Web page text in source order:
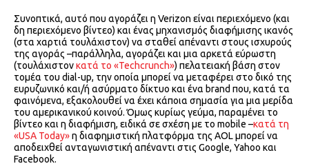
Συνοπτικά, αυτό που αγοράζει η Verizon είναι περιεχόμενο (και
δη περιεχόμενο βίντεο) και ένας μηχανισμός διαφήμισης ικανός
(στα χαρτιά τουλάχιστον) να σταθεί απέναντι στους ισχυρούς
της αγοράς –παράλληλα, αγοράζει και μια αρκετά εύρωστη
(τουλάχιστονκατά το «Techcrunch») πελατειακή βάση στον
τομέα του dial-up, την οποία μπορεί να μεταφέρει στο δικό της
ευρυζωνικό και/ή ασύρματο δίκτυο και ένα brand που, κατά τα
φαινόμενα, εξακολουθεί να έχει κάποια σημασία για μια μερίδα
του αμερικανικού κοινού. Όμως κυρίως γεύμα, παραμένει το
βίντεο και η διαφήμιση, ειδικά σε σχέση με το mobile –κατά τη
«USA Today»η διαφημιστική πλατφόρμα της AOL μπορεί να
αποδειχθεί ανταγωνιστική απέναντι στις Google, Yahoo και
Facebook.